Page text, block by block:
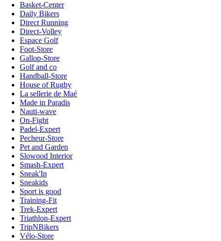
Basket-Center
Daily Bikers
Direct Running
Direct-Volley
Espace Golf
Foot-Store
Gallop-Store
Golf and co
Handball-Store
House of Rugby
La sellerie de Maé
Made in Paradis
Nauti-wave
On-Fight
Padel-Expert
Pecheur-Store
Pet and Garden
Slowood Interior
Smash-Expert
Sneak'In
Sneakids
Sport is good
Training-Fit
Trek-Expert
Triathlon-Expert
TripNBikers
Vélo-Store